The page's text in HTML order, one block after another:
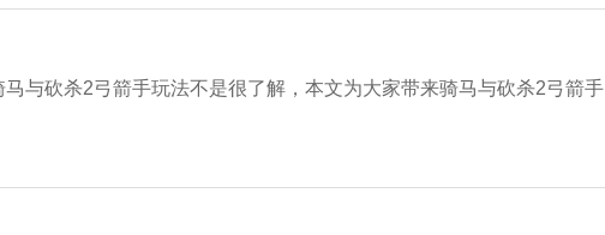
与砍杀2弓箭手玩法不是很了解，本文为大家带来骑马与砍杀2弓箭手